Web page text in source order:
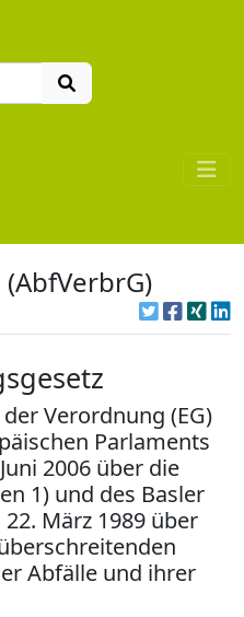
(AbfVerbrG)
Verordnung (EG)
Parlaments
2006 über die
1) und des Basler
März 1989 über
Abfälle und ihrer